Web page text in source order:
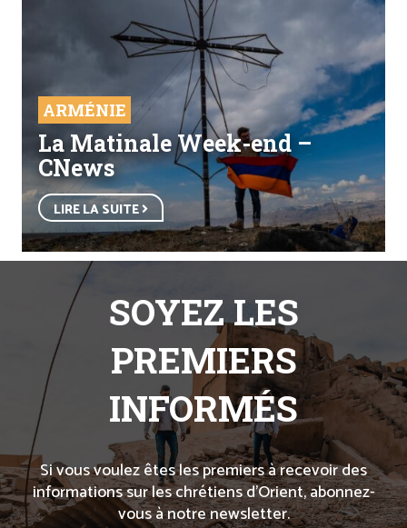
ARMÉNIE
La Matinale Week-end –
CNews
LIRE LA SUITE
SOYEZ LES
PREMIERS
INFORMÉS
Si vous voulez êtes les premiers à recevoir des
informations sur les chrétiens d’Orient, abonnez-
vous à notre newsletter.